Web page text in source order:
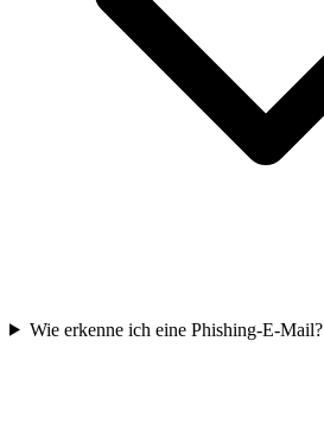
Wie erkenne ich eine Phishing-E-Mail?